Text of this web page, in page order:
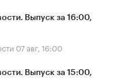
Выпуск за 16:00,
07 авг, 16:00
Выпуск за 15:00,